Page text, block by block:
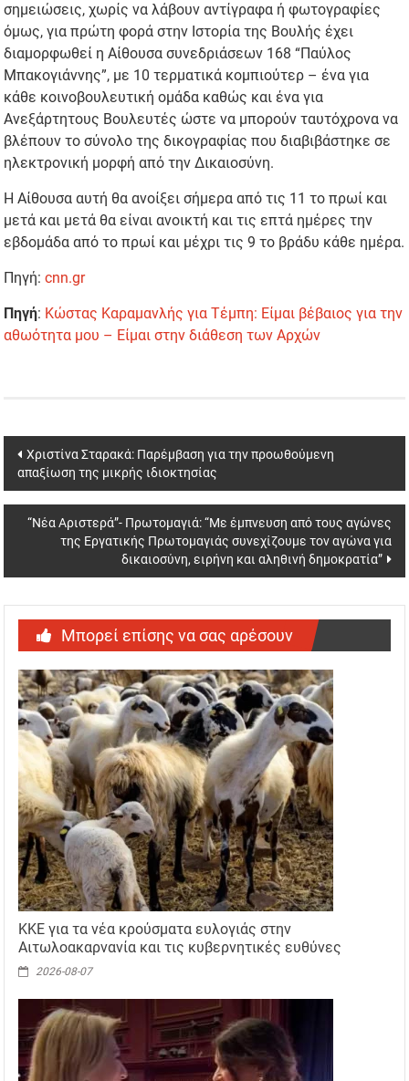
σημειώσεις, χωρίς να λάβουν αντίγραφα ή φωτογραφίες
όμως, για πρώτη φορά στην Ιστορία της Βουλής έχει
διαμορφωθεί η Αίθουσα συνεδριάσεων 168 “Παύλος
Μπακογιάννης”, με 10 τερματικά κομπιούτερ – ένα για
κάθε κοινοβουλευτική ομάδα καθώς και ένα για
Ανεξάρτητους Βουλευτές ώστε να μπορούν ταυτόχρονα να
βλέπουν το σύνολο της δικογραφίας που διαβιβάστηκε σε
ηλεκτρονική μορφή από την Δικαιοσύνη.
Η Αίθουσα αυτή θα ανοίξει σήμερα από τις 11 το πρωί και
μετά και μετά θα είναι ανοικτή και τις επτά ημέρες την
εβδομάδα από το πρωί και μέχρι τις 9 το βράδυ κάθε ημέρα.
Πηγή:cnn.gr
Πηγή: Κώστας Καραμανλής για Τέμπη: Είμαι βέβαιος για την
αθωότητα μου – Είμαι στην διάθεση των Αρχών
Post
navigation
Χριστίνα Σταρακά: Παρέμβαση για την προωθούμενη
απαξίωση της μικρής ιδιοκτησίας
“Νέα Αριστερά”- Πρωτομαγιά: “Με έμπνευση από τους αγώνες
της Εργατικής Πρωτομαγιάς συνεχίζουμε τον αγώνα για
δικαιοσύνη, ειρήνη και αληθινή δημοκρατία”
Μπορεί επίσης να σας αρέσουν
ΚΚΕ για τα νέα κρούσματα ευλογιάς στην
Αιτωλοακαρνανία και τις κυβερνητικές ευθύνες
2026-08-07